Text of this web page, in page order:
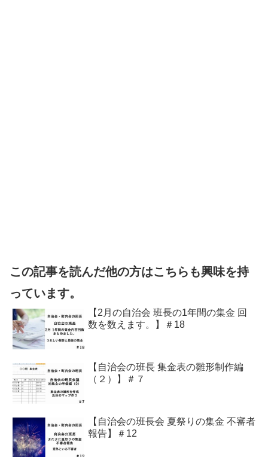
この記事を読んだ他の方はこちらも興味を持
っています。
【2月の自治会 班長の1年間の集金 回
数を数えます。】＃18
【自治会の班長 集金表の雛形制作編
（２）】＃７
【自治会の班長会 夏祭りの集金 不審者
報告】＃12